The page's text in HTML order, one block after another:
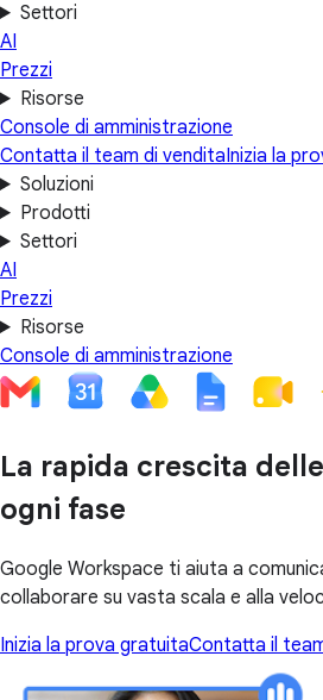
Settori
AI
Prezzi
Risorse
Console di amministrazione
Contatta il team di venditaInizia la
Soluzioni
Prodotti
Settori
AI
Prezzi
Risorse
Console di amministrazione
La rapida crescita
ogni fase
Google Workspace ti aiuta a
collaborare su vasta scala e alla
Inizia la prova gratuitaContatta il